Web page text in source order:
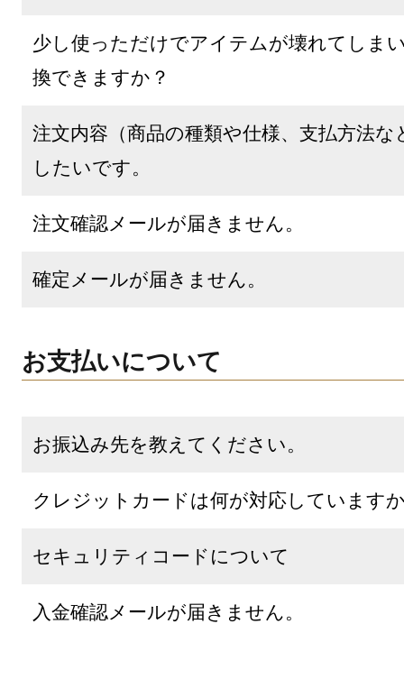
少し使っただけでアイテムが壊れてしま
換できますか？
注文内容（商品の種類や仕様、支払方法な
したいです。
注文確認メールが届きません。
確定メールが届きません。
お支払いについて
お振込み先を教えてください。
クレジットカードは何が対応しています
セキュリティコードについて
入金確認メールが届きません。